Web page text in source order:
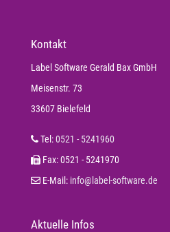
Kontakt
Label Software Gerald Bax GmbH
Meisenstr. 73
33607 Bielefeld
Tel:0521 - 5241960
Fax: 0521 - 5241970
E-Mail: info@label-software.de
Aktuelle Infos